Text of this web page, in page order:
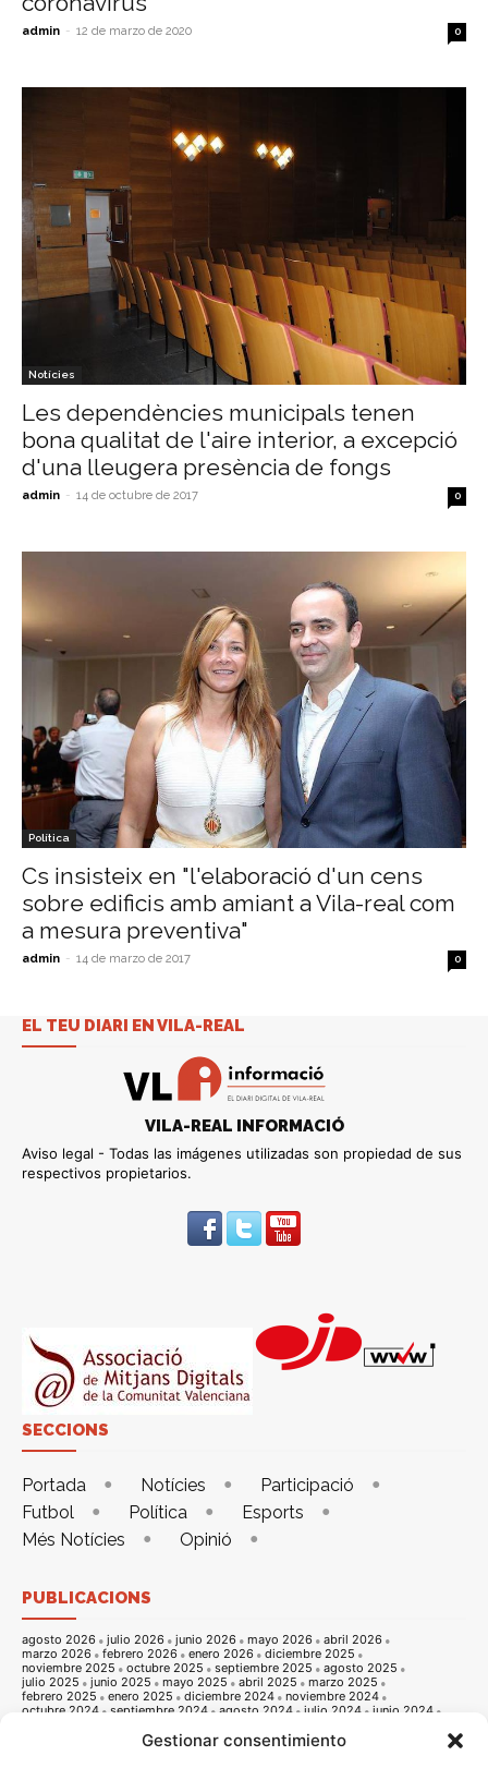
Gestionar consentimiento
admin - 12 de marzo de 2020 0
Notícies
Les dependències municipals tenen
bona qualitat de l'aire interior, a excepció
d'una lleugera presència de fongs
admin - 14 de octubre de 2017 0
Política
Cs insisteix en "l'elaboració d'un cens
sobre edificis amb amiant a Vila-real com
a mesura preventiva"
admin - 14 de marzo de 2017 0
EL TEU DIARI EN VILA-REAL
VILA-REAL INFORMACIÓ
Aviso legal - Todas las imágenes utilizadas son propiedad de sus
respectivos propietarios.
SECCIONS
Portada Notícies
Participació
Futbol
Política
Esports
Més Notícies
Opinió
PUBLICACIONS
agosto 2026 julio 2026 junio 2026 mayo 2026
abril 2026
marzo 2026
febrero 2026 enero 2026
diciembre 2025
noviembre 2025
octubre 2025 septiembre 2025
agosto 2025
julio 2025
junio 2025 mayo 2025 abril 2025
marzo 2025
febrero 2025
enero 2025 diciembre 2024
noviembre 2024
octubre 2024
septiembre 2024 agosto 2024 julio 2024
junio 2024
noviembre 2023 octubre 2023
septiembre 2023
julio 2023 junio 2023 mayo 2023
abril 2023